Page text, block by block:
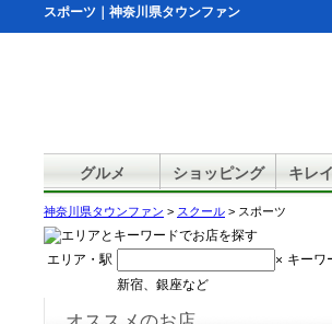
スポーツ｜神奈川県タウンファン
グルメ ショッピング キレ
神奈川県タウンファン > スクール > スポーツ
エリア・駅 × キーワ
新宿、銀座など